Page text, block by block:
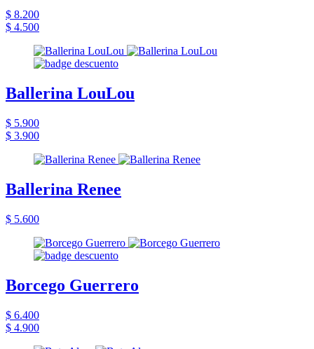
$ 8.200
$ 4.500
Ballerina LouLou
$ 5.900
$ 3.900
Ballerina Renee
$ 5.600
Borcego Guerrero
$ 6.400
$ 4.900